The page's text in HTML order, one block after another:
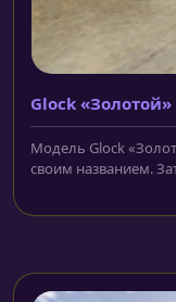
Glock «Золотой»
Модель Glock
своим названием.